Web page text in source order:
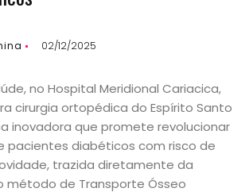
02/12/2025
no Hospital Meridional Cariacica,
cirurgia ortopédica do Espírito Santo
inovadora que promete revolucionar
diabéticos com risco de
trazida diretamente da
método de Transporte Ósseo